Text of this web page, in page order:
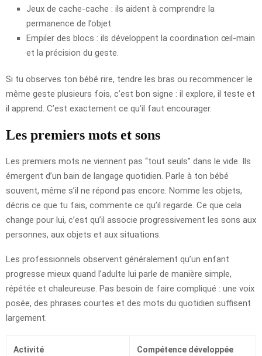
Jeux de cache-cache : ils aident à comprendre la
permanence de l’objet.
Empiler des blocs : ils développent la coordination œil-main
et la précision du geste.
Si tu observes ton bébé rire, tendre les bras ou recommencer le
même geste plusieurs fois, c’est bon signe : il explore, il teste et
il apprend. C’est exactement ce qu’il faut encourager.
Les premiers mots et sons
Les premiers mots ne viennent pas “tout seuls” dans le vide. Ils
émergent d’un bain de langage quotidien. Parle à ton bébé
souvent, même s’il ne répond pas encore. Nomme les objets,
décris ce que tu fais, commente ce qu’il regarde. Ce que cela
change pour lui, c’est qu’il associe progressivement les sons aux
personnes, aux objets et aux situations.
Les professionnels observent généralement qu’un enfant
progresse mieux quand l’adulte lui parle de manière simple,
répétée et chaleureuse. Pas besoin de faire compliqué : une voix
posée, des phrases courtes et des mots du quotidien suffisent
largement.
Activité Compétence développée